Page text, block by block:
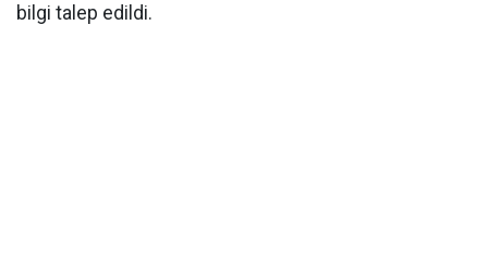
bilgi talep edildi.